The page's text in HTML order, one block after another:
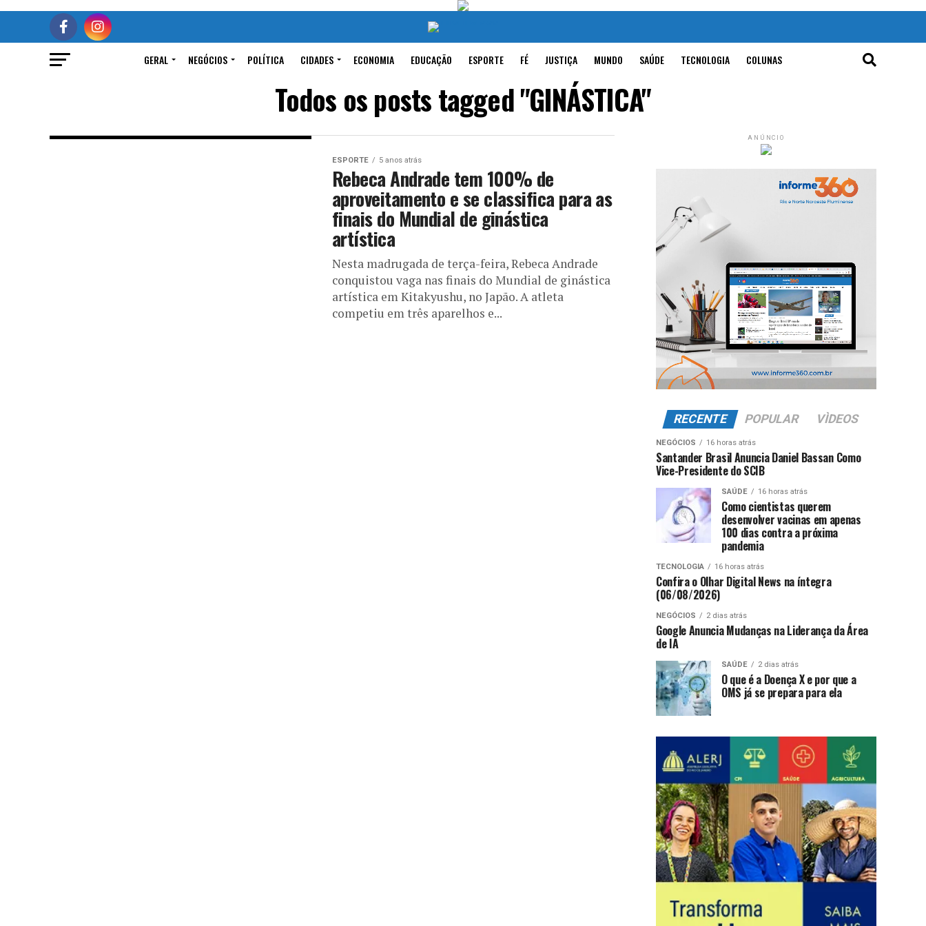
GERAL NEGÓCIOS POLÍTICA CIDADES ECONOMIA EDUCAÇÃO ESPORTE FÉ JUSTIÇA MUNDO SAÚDE TECNOLOGIA COLUNAS
Todos os posts tagged "GINÁSTICA"
ESPORTE 5 anos atrás
Rebeca Andrade tem 100% de
aproveitamento e se classifica para as
finais do Mundial de ginástica
artística
Nesta madrugada de terça-feira, Rebeca Andrade
conquistou vaga nas finais do Mundial de ginástica
artística em Kitakyushu, no Japão. A atleta
competiu em três aparelhos e...
ANÚNCIO
RECENTE POPULAR VÌDEOS
NEGÓCIOS 16 horas atrás
Santander Brasil Anuncia Daniel Bassan Como
Vice-Presidente do SCIB
SAÚDE 16 horas atrás
Como cientistas querem
desenvolver vacinas em apenas
100 dias contra a próxima
pandemia
TECNOLOGIA 16 horas atrás
Confira o Olhar Digital News na íntegra
(06/08/2026)
NEGÓCIOS 2 dias atrás
Google Anuncia Mudanças na Liderança da Área
de IA
SAÚDE 2 dias atrás
O que é a Doença X e por que a
OMS já se prepara para ela